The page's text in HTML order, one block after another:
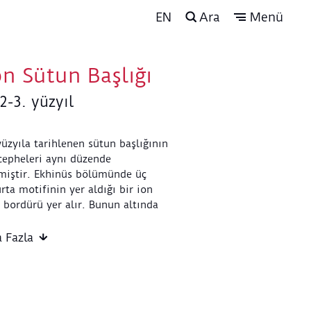
EN Ara Menü
Sütun Başlığı
3. yüzyıl
tarihlenen sütun başlığının
aynı düzende
Ekhinüs bölümünde üç
motifinin yer aldığı bir ion
bordürü yer alır. Bunun altında
ve bezemesiz bir bant bulunur.
Fazla